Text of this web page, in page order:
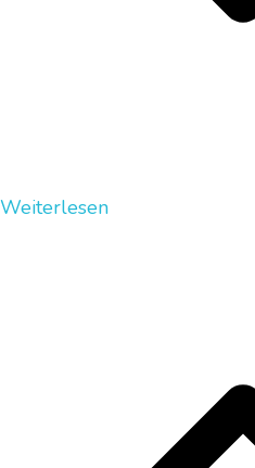
Weiterlesen